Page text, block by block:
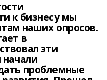
к бизнесу мы
наших опросов.
в
эти
проблемные